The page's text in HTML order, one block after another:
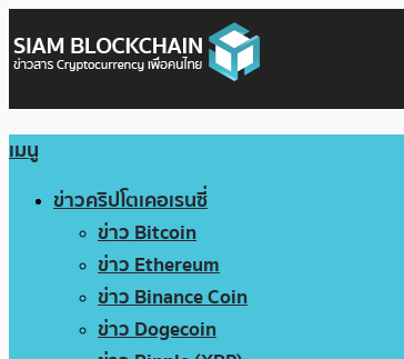
เมนู
ข่าวคริปโตเคอเรนซี่
ข่าว Bitcoin
ข่าว Ethereum
ข่าว Binance Coin
ข่าว Dogecoin